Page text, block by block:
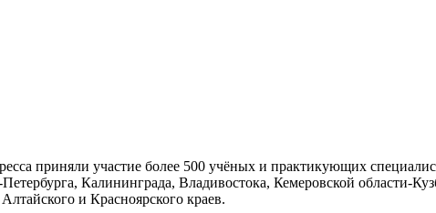
приняли участие более 500 учёных и практикующих
Калининграда, Владивостока, Кемеровской области-
и Красноярского краев.